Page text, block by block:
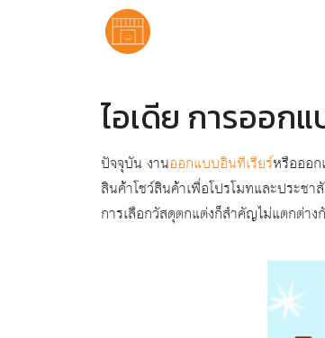
ไอเดีย การออก
ปัจจุบัน งานออกแบบอินทีเรียร์หรือออ
สินค้าโชว์สินค้าเพื่อโปรโมทและประช
การเลือกวัสดุตกแต่งก็สำคัญไม่แตกต่